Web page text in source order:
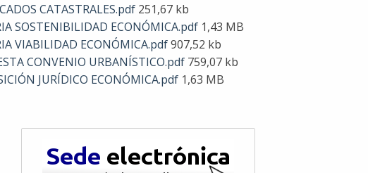
CATASTRALES.pdf 251,67 kb
SOSTENIBILIDAD ECONÓMICA.pdf 1,43 MB
VIABILIDAD ECONÓMICA.pdf907,52 kb
CONVENIO URBANÍSTICO.pdf 759,07 kb
JURÍDICO ECONÓMICA.pdf 1,63 MB